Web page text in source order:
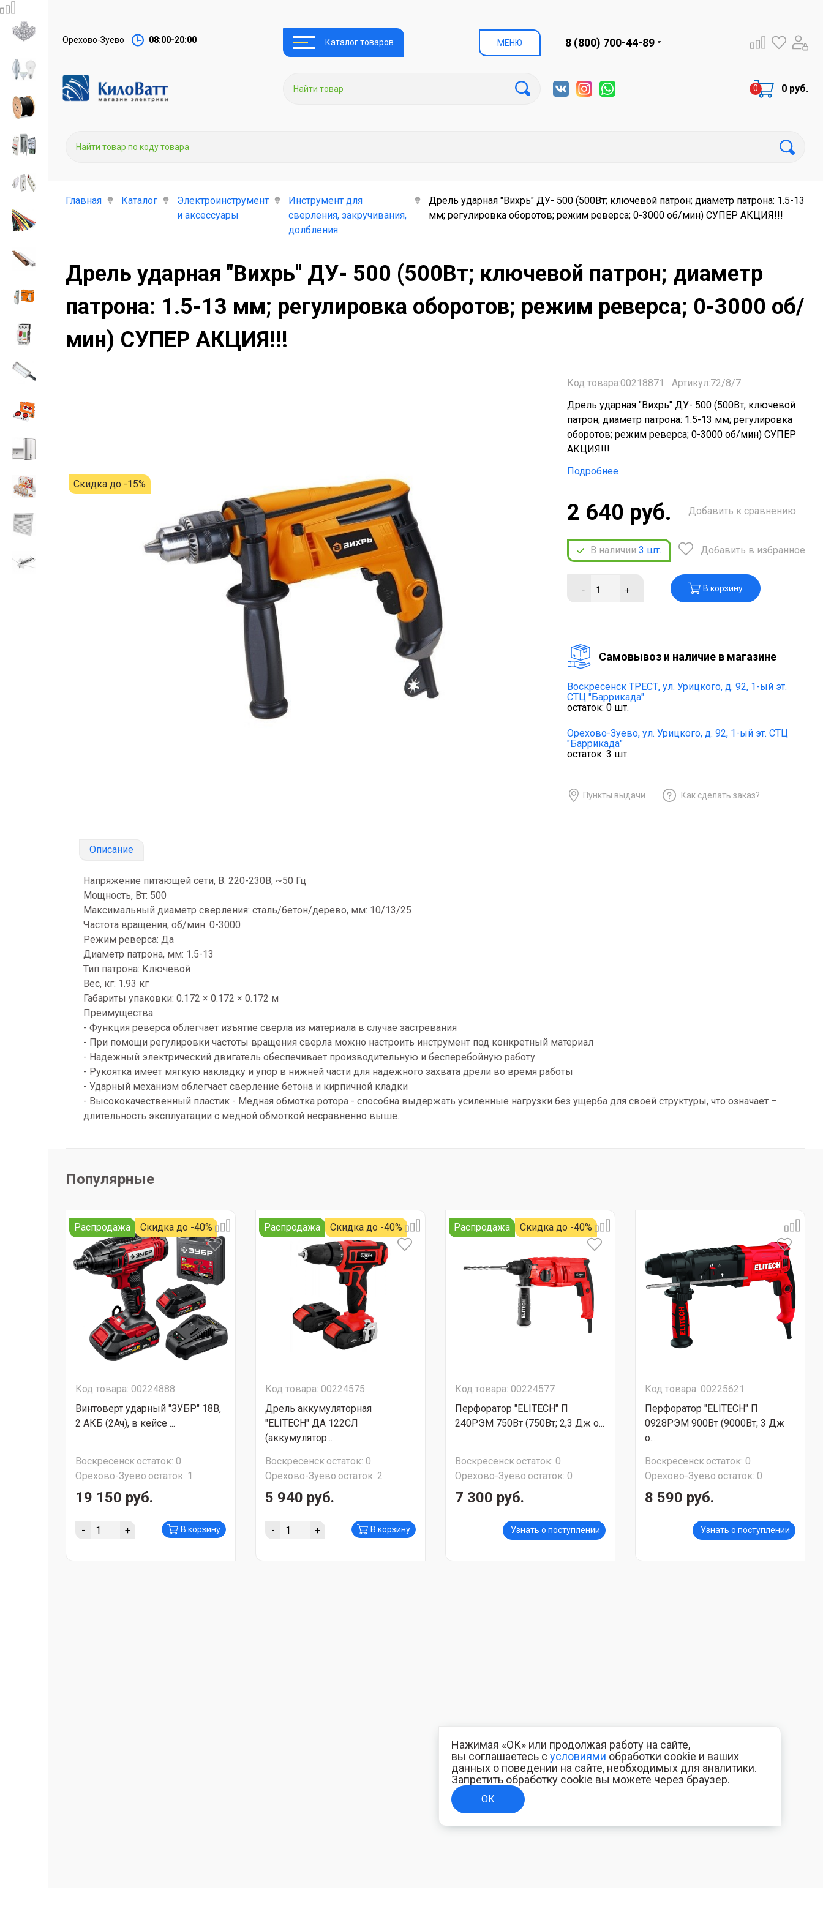
Орехово-Зуево 08:00-20:00 Каталог товаров МЕНЮ 8 (800) 700-44-89
0 руб.
Главная Каталог
Электроинструмент
и аксессуары
Инструмент для
сверления, закручивания,
долбления
Дрель ударная "Вихрь" ДУ- 500 (500Вт; ключевой патрон; диаметр патрона: 1.5-13
мм; регулировка оборотов; режим реверса; 0-3000 об/мин) СУПЕР АКЦИЯ!!!
Дрель ударная "Вихрь" ДУ- 500 (500Вт; ключевой патрон; диаметр
патрона: 1.5-13 мм; регулировка оборотов; режим реверса; 0-3000 об/
мин) СУПЕР АКЦИЯ!!!
Скидка до -15%
Код товара:00218871
Артикул:72/8/7
Дрель ударная "Вихрь" ДУ- 500 (500Вт; ключевой
патрон; диаметр патрона: 1.5-13 мм; регулировка
оборотов; режим реверса; 0-3000 об/мин) СУПЕР
АКЦИЯ!!!
Подробнее
2 640 руб.
В наличии 3 шт.
Добавить к сравнению
Добавить в избранное
- + В корзину
Cамовывоз и наличие в магазине
Воскресенск ТРЕСТ, ул. Урицкого, д. 92, 1-ый эт.
СТЦ "Баррикада"
остаток: 0 шт.
Орехово-Зуево, ул. Урицкого, д. 92, 1-ый эт. СТЦ
"Баррикада"
остаток: 3 шт.
Пункты выдачи Как сделать заказ?
Описание
Напряжение питающей сети, В: 220-230В, ~50 Гц
Мощность, Вт: 500
Максимальный диаметр сверления: сталь/бетон/дерево, мм: 10/13/25
Частота вращения, об/мин: 0-3000
Режим реверса: Да
Диаметр патрона, мм: 1.5-13
Тип патрона: Ключевой
Вес, кг: 1.93 кг
Габариты упаковки: 0.172 × 0.172 × 0.172 м
Преимущества:
- Функция реверса облегчает изъятие сверла из материала в случае застревания
- При помощи регулировки частоты вращения сверла можно настроить инструмент под конкретный материал
- Надежный электрический двигатель обеспечивает производительную и бесперебойную работу
- Рукоятка имеет мягкую накладку и упор в нижней части для надежного захвата дрели во время работы
- Ударный механизм облегчает сверление бетона и кирпичной кладки
- Высококачественный пластик - Медная обмотка ротора - способна выдержать усиленные нагрузки без ущерба для своей структуры, что означает –
длительность эксплуатации с медной обмоткой несравненно выше.
Популярные
Распродажа Скидка до -40%
Код товара: 00224888
Винтоверт ударный "ЗУБР" 18В,
2 АКБ (2Ач), в кейсе ...
Воскресенскостаток: 0
Орехово-Зуево остаток: 1
19 150 руб.
- + В корзину
Распродажа Скидка до -40%
Код товара: 00224575
Дрель аккумуляторная
"ELITECH" ДА 122СЛ
(аккумулятор...
Воскресенскостаток: 0
Орехово-Зуево остаток: 2
5 940 руб.
- + В корзину
Распродажа Скидка до -40%
Код товара: 00224577
Перфоратор "ELITECH" П
240РЭМ 750Вт (750Вт; 2,3 Дж о...
Воскресенскостаток: 0
Орехово-Зуево остаток: 0
7 300 руб.
Узнать о поступлении
Код товара: 00225621
Перфоратор "ELITECH" П
0928РЭМ 900Вт (9000Вт; 3 Дж
о...
Воскресенскостаток: 0
Орехово-Зуево остаток: 0
8 590 руб.
Узнать о поступлении
Нажимая «ОК» или продолжая работу на сайте,
вы соглашаетесь с условиями обработки cookie и ваших
данных о поведении на сайте, необходимых для аналитики.
Запретить обработку cookie вы можете через браузер.
ОК